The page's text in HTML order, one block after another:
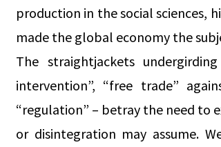
production in the social sciences,
made the global economy the
The straightjackets
intervention”, “free trade”
“regulation” – betray the need to
or disintegration may assume.